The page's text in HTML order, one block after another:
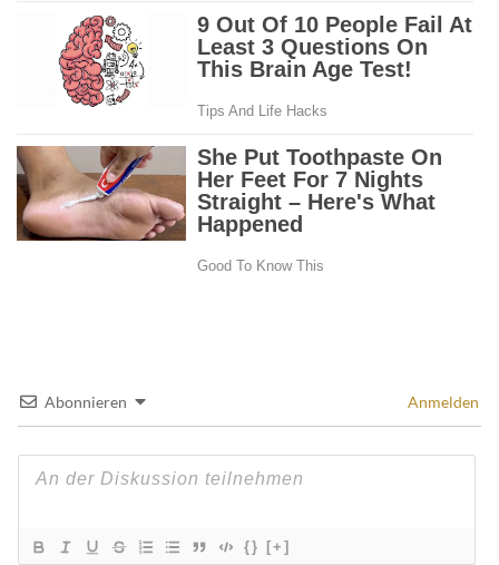
Abonnieren Anmelden
{} [+]